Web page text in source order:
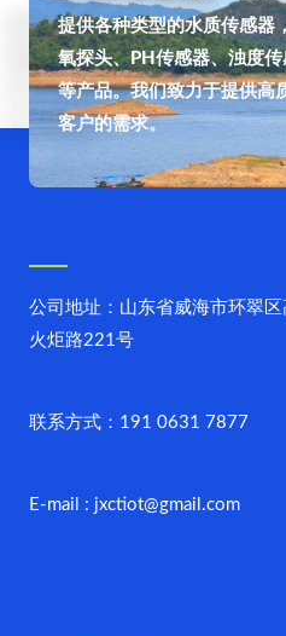
提供各种类型的水质传感器
氧探头、PH传感器、浊度
等产品。我们致力于提供高
客户的需求。
公司地址：山东省威海市环翠区
火炬路221号
联系方式：191 0631 7877
E-mail : jxctiot@gmail.com